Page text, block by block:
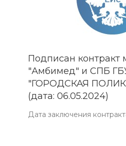
Подписан
"Амбимед" и СПБ
"ГОРОДСКАЯ
(дата: 06.05.2024)
Дата заключения